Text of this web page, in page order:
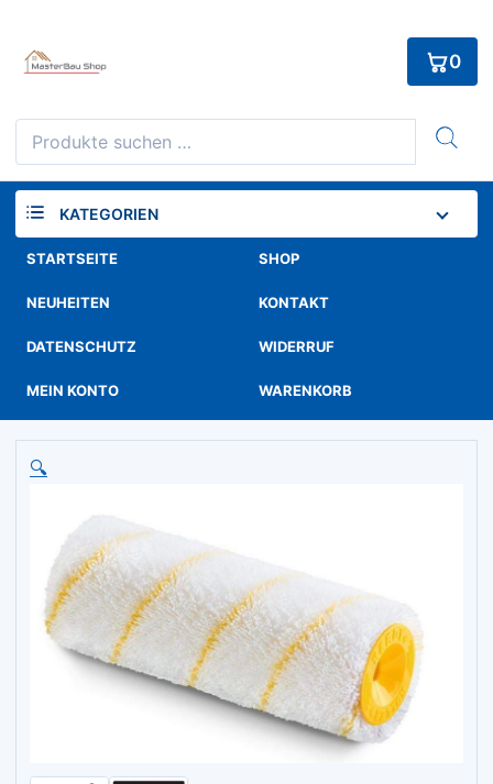
content
Suchen
nach:
0
KATEGORIEN
STARTSEITE SHOP
NEUHEITEN KONTAKT
DATENSCHUTZ WIDERRUF
MEIN KONTO WARENKORB
🔍